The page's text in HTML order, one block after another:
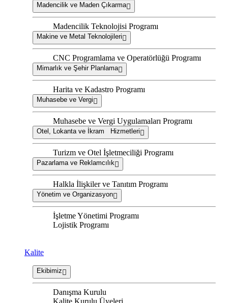
Madencilik ve Maden Çıkarma
Madencilik Teknolojisi Programı
Makine ve Metal Teknolojileri
CNC Programlama ve Operatörlüğü Programı
Mimarlık ve Şehir Planlama
Harita ve Kadastro Programı
Muhasebe ve Vergi
Muhasebe ve Vergi Uygulamaları Programı
Otel, Lokanta ve İkram Hizmetleri
Turizm ve Otel İşletmeciliği Programı
Pazarlama ve Reklamcılık
Halkla İlişkiler ve Tanıtım Programı
Yönetim ve Organizasyon
İşletme Yönetimi Programı
Lojistik Programı
Kalite
Ekibimiz
Danışma Kurulu